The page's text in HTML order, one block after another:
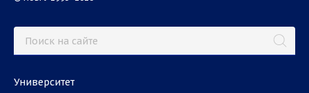
Университет